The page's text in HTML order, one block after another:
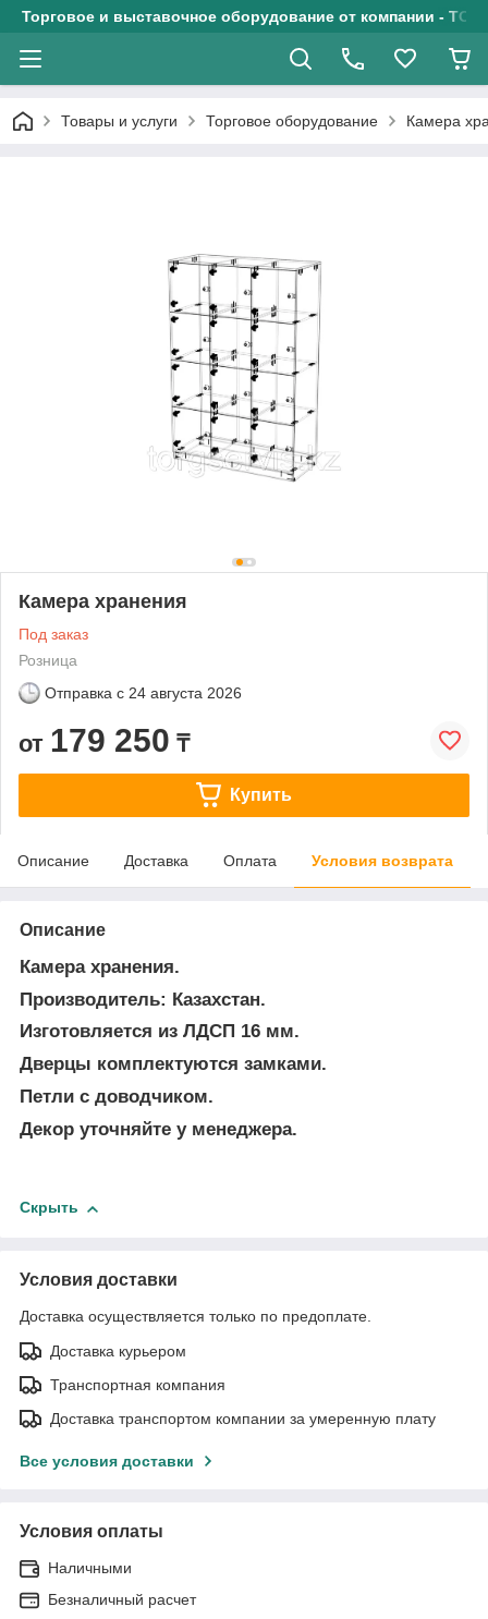
Торговое и выставочное оборудование от компании - ТОО
Товары и услуги Торговое оборудование Камера
Камера хранения
Под заказ
Розница
Отправка с 24 августа 2026
от 179 250 ₸
Купить
Описание Доставка Оплата Условия возврата
Описание
Камера хранения.
Производитель: Казахстан.
Изготовляется из ЛДСП 16 мм.
Дверцы комплектуются замками.
Петли с доводчиком.
Декор уточняйте у менеджера.
Скрыть
Условия доставки
Доставка осуществляется только по предоплате.
Доставка курьером
Транспортная компания
Доставка транспортом компании за умеренную плату
Все условия доставки
Условия оплаты
Наличными
Безналичный расчет